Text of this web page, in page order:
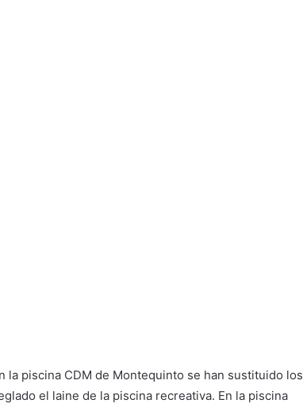
la piscina CDM de Montequinto se han sustituido los
el laine de la piscina recreativa. En la piscina